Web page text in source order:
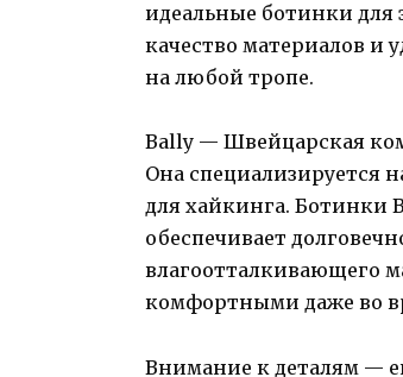
идеальные ботинки для
качество материалов и
на любой тропе.
Bally — Швейцарская
Она специализируется
для хайкинга. Ботинки
обеспечивает
влагоотталкивающего
комфортными даже во
Внимание к деталям —